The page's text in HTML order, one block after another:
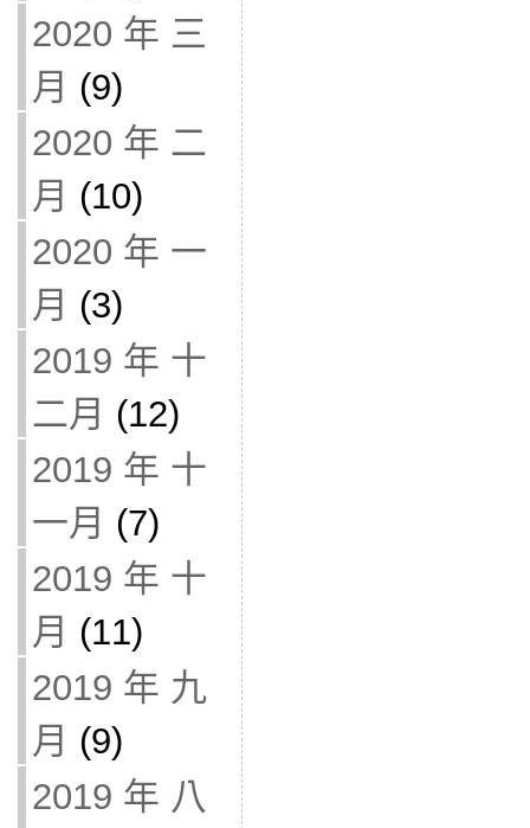
2020 年 三
月 (9)
2020 年 二
月 (10)
2020 年 一
月 (3)
2019 年 十
二月 (12)
2019 年 十
一月 (7)
2019 年 十
月 (11)
2019 年 九
月 (9)
2019 年 八